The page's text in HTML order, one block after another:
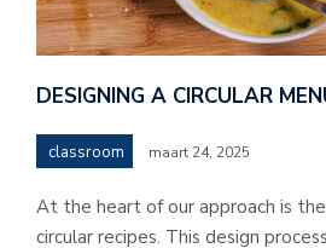
DESIGNING A CIRCULAR
classroom maart 24, 2025
At the heart of our approach is
circular recipes. This design